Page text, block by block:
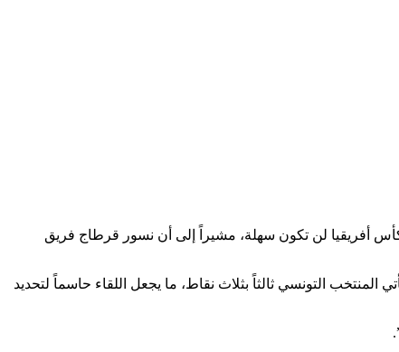
من بطولة كأس أفريقيا لن تكون سهلة، مشيراً إلى أن نسور قرطاج فريق
المنتخب التونسي ثالثاً بثلاث نقاط، ما يجعل اللقاء حاسماً لتحديد